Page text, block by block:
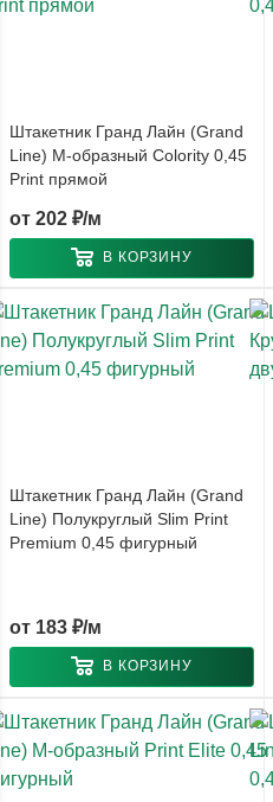
Штакетник Гранд Лайн (Grand
Line) М-образный Colority 0,45
Print прямой
от 202 ₽/м
В КОРЗИНУ
Штакетник Гранд Лайн (Grand
Line) Полукруглый Slim Print
Premium 0,45 фигурный
от 183 ₽/м
В КОРЗИНУ